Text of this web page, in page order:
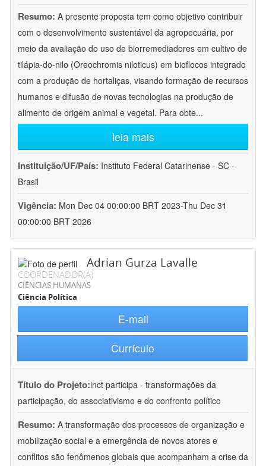
Resumo: A presente proposta tem como objetivo contribuir
com o desenvolvimento sustentável da agropecuária, por
meio da avaliação do uso de biorremediadores em cultivo de
tilápia-do-nilo (Oreochromis niloticus) em bioflocos integrado
com a produção de hortaliças, visando formação de recursos
humanos e difusão de novas tecnologias na produção de
alimento de origem animal e vegetal. Para obte...
leia mais
Instituição/UF/País: Instituto Federal Catarinense - SC -
Brasil
Vigência: Mon Dec 04 00:00:00 BRT 2023-Thu Dec 31
00:00:00 BRT 2026
Adrian Gurza Lavalle
COORDENADOR(A)
CIÊNCIAS HUMANAS
Ciência Política
E-mail
Currículo
Título do Projeto:inct participa - transformações da
participação, do associativismo e do confronto político
Resumo: A transformação dos processos de organização e
mobilização social e a emergência de novos atores e
conflitos são fenômenos globais que acompanham a crise da